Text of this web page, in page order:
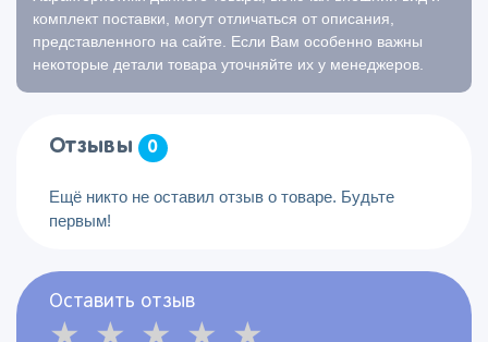
комплект поставки, могут отличаться от описания,
представленного на сайте. Если Вам особенно важны
некоторые детали товара уточняйте их у менеджеров.
Отзывы 0
Ещё никто не оставил отзыв о товаре. Будьте
первым!
Оставить отзыв